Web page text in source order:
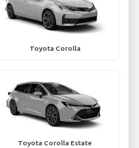
Toyota Corolla
Toyota Corolla Estate